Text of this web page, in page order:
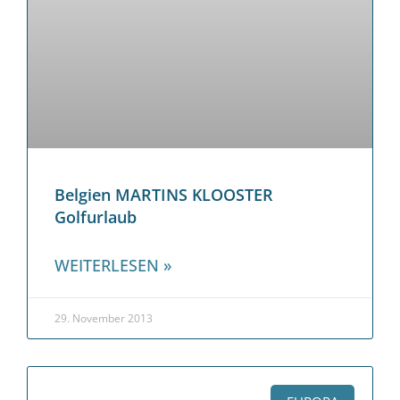
Belgien MARTINS KLOOSTER
Golfurlaub
WEITERLESEN »
29. November 2013